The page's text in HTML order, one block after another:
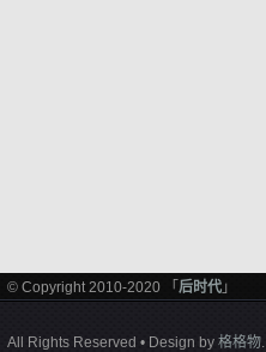
© Copyright 2010-2020 「 后时代 」
All Rights Reserved • Design by 格格物.